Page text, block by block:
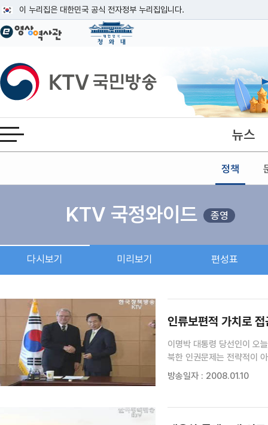
이 누리집은 대한민국 공식 전자정부 누리집입니다.
공식 누리집 주소 확인하기
이밖에 or.kr 또는 .kr등 다른 도메인 주소를 사용하고 있다면 아래 URL에서
운영중인 공식 누리집보기
KTV국민방송
전체메뉴 열기 뉴스
정책
본문
KTV 국정와이드 종영
다시보기 미리보기 편성표
인류보편적 가치로 접
이명박 대통령 당선인이 오
북한 인권문제는 전략적이 아니라 인류보편적
이명박 대통령 당선인과 크리스
방송일자 : 2008.01.10
검색 조건
검색어 입력